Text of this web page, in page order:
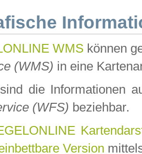
WMS können
(WMS) in eine
die Informationen
(WFS) beziehbar.
Version